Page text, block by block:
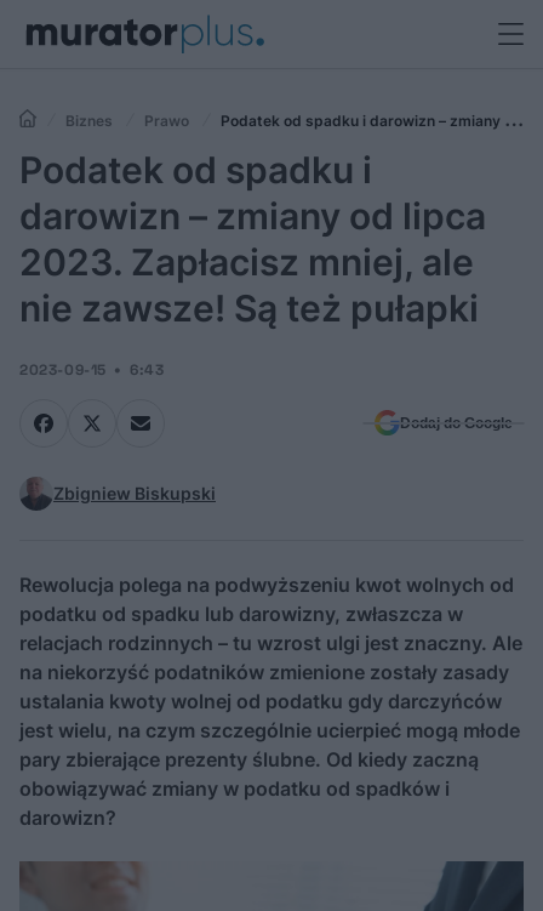
Biznes Prawo
Podatek od spadku i darowizn – zmiany od
lipca 2023. Zapłacisz mniej, ale nie zawsze! Są też pułapki
Podatek od spadku i
darowizn – zmiany od lipca
2023. Zapłacisz mniej, ale
nie zawsze! Są też pułapki
2023-09-15 6:43
Dodaj do Google
Zbigniew Biskupski
Rewolucja polega na podwyższeniu kwot wolnych od
podatku od spadku lub darowizny, zwłaszcza w
relacjach rodzinnych – tu wzrost ulgi jest znaczny. Ale
na niekorzyść podatników zmienione zostały zasady
ustalania kwoty wolnej od podatku gdy darczyńców
jest wielu, na czym szczególnie ucierpieć mogą młode
pary zbierające prezenty ślubne. Od kiedy zaczną
obowiązywać zmiany w podatku od spadków i
darowizn?